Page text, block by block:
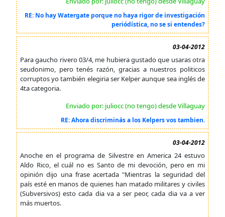
RE: No hay Watergate porque no haya rigor de investigación
periódística, no se si entendes?
03-04-2012
Para gaucho rivero 03/4, me hubiera gustado que usaras otra
seudonimo, pero tenés razón, gracias a nuestros politicos
corruptos yo también elegiria ser Kelper aunque sea inglés de
4ta categoria.
Enviado por: juliocc (no tengo) desde Villaguay
RE: Ahora discriminás a los Kelpers vos tambien.
03-04-2012
Anoche en el programa de Silvestre en America 24 estuvo
Aldo Rico, el cuál no es Santo de mi devoción, pero en mi
opinión dijo una frase acertada "Mientras la seguridad del
país esté en manos de quienes han matado militares y civiles
(Subversivos) esto cada dia va a ser peor, cada dia va a ver
más muertos.